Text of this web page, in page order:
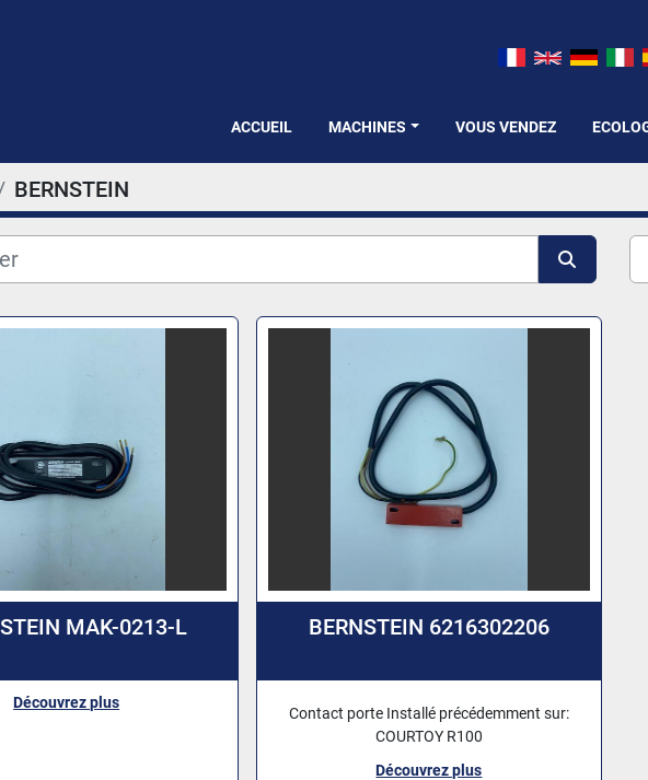
ACCUEIL MACHINES VOUS VENDEZ
BERNSTEIN
MAK-0213-L
Découvrez plus
BERNSTEIN 6216302206
Contact porte Installé précédemment sur:
COURTOY R100
Découvrez plus